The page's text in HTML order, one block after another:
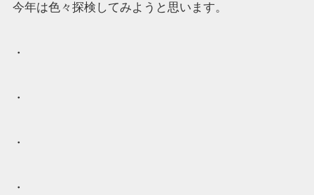
今年は色々探検してみようと思います。
・
・
・
・